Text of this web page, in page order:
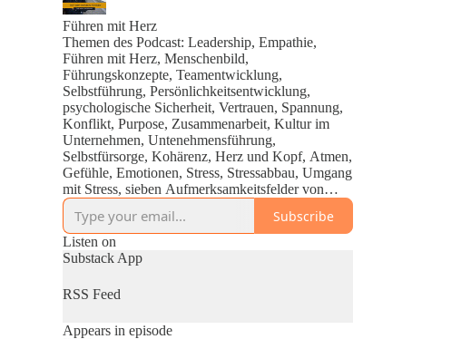
Führen mit Herz
Themen des Podcast: Leadership, Empathie,
Führen mit Herz, Menschenbild,
Führungskonzepte, Teamentwicklung,
Selbstführung, Persönlichkeitsentwicklung,
psychologische Sicherheit, Vertrauen, Spannung,
Konflikt, Purpose, Zusammenarbeit, Kultur im
Unternehmen, Untenehmensführung,
Selbstfürsorge, Kohärenz, Herz und Kopf, Atmen,
Gefühle, Emotionen, Stress, Stressabbau, Umgang
mit Stress, sieben Aufmerksamkeitsfelder von
Führung, sieben Führungsqualitäten,
Herausforderungen von Führungskräften, vertikale
und horizontale Führung, Ich-Entwicklung,
höheres Selbst, Zukunfts-Ich, New Work, Inner
Work, Transformation, Manifestieren, heartmath,
Herzintelligenz.
Subscribe
Listen on
Substack App
RSS Feed
Appears in episode